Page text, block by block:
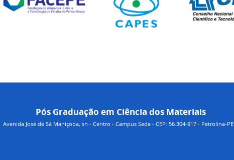
Pós Graduação em Ciência dos Materiais
Avenida José de Sá Maniçoba, sn - Centro - Campus Sede - CEP: 56.304-917 - Petrolina-PE